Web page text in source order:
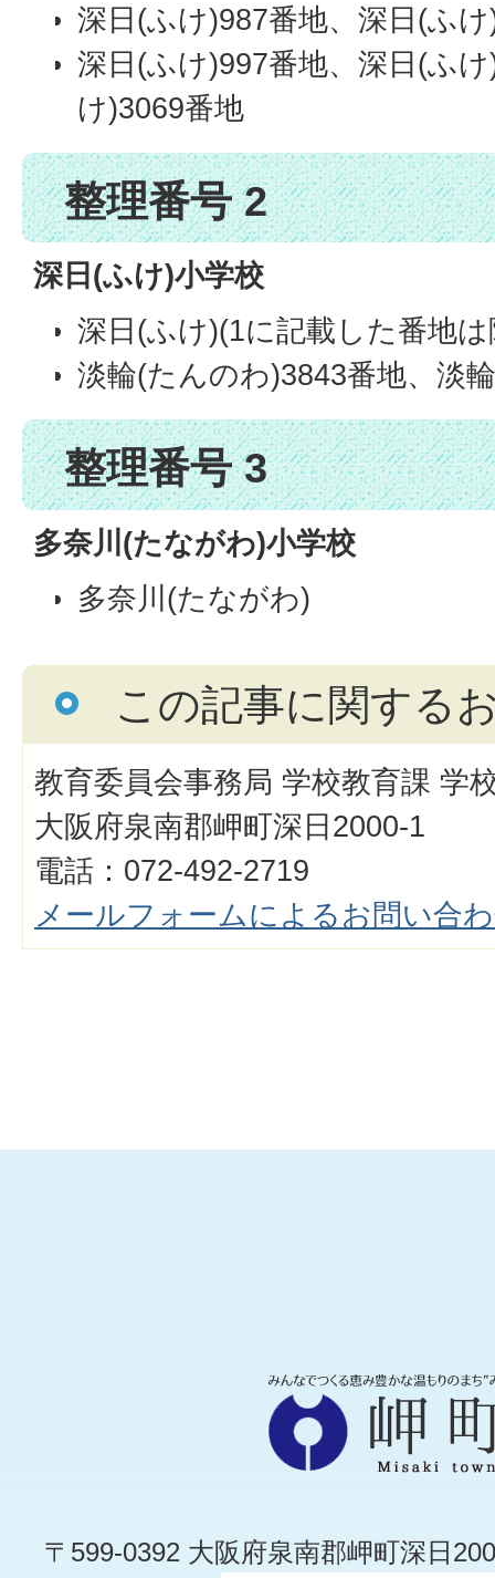
深日(ふけ)987番地、深日(ふ
深日(ふけ)997番地、深日(ふ
け)3069番地
整理番号 2
深日(ふけ)小学校
深日(ふけ)(1に記載した番地
淡輪(たんのわ)3843番地、淡
整理番号 3
多奈川(たながわ)小学校
多奈川(たながわ)
この記事に関する
教育委員会事務局 学校教育課 学
大阪府泉南郡岬町深日2000-1
電話：072-492-2719
メールフォームによるお問い合
〒599-0392 大阪府泉南郡岬町深日